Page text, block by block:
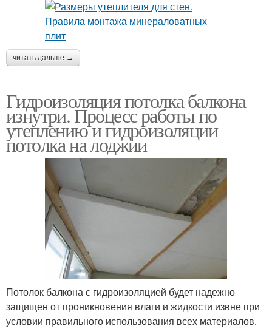
читать дальше →
Гидроизоляция потолка балкона
изнутри. Процесс работы по
утеплению и гидроизоляции
потолка на лоджии
Потолок балкона с гидроизоляцией будет надежно
защищен от проникновения влаги и жидкости извне при
условии правильного использования всех материалов.